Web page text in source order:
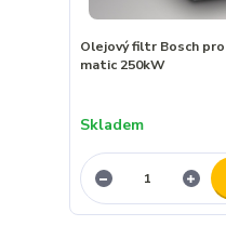
Olejový filtr Bosch
matic 250kW
Skladem